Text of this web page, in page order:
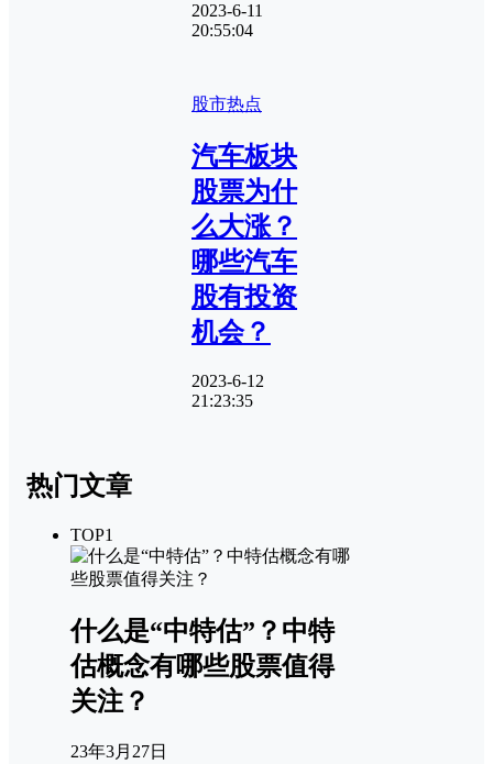
2023-6-11
20:55:04
股市热点
汽车板块
股票为什
么大涨？
哪些汽车
股有投资
机会？
2023-6-12
21:23:35
热门文章
TOP1
什么是“中特估”？中特
估概念有哪些股票值得
关注？
23年3月27日